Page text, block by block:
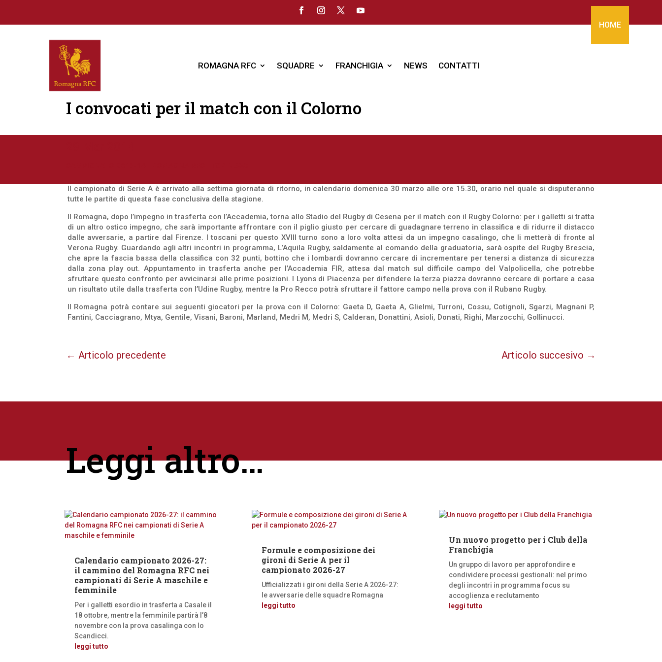
ROMAGNA RFC SQUADRE FRANCHIGIA NEWS CONTATTI
HOME
I convocati per il match con il Colorno
Il campionato di Serie A è arrivato alla settima giornata di ritorno, in calendario domenica 30 marzo alle ore 15.30, orario nel quale si disputeranno
tutte le partite di questa fase conclusiva della stagione.
Il Romagna, dopo l’impegno in trasferta con l’Accademia, torna allo Stadio del Rugby di Cesena per il match con il Rugby Colorno: per i galletti si tratta
di un altro ostico impegno, che sarà importante affrontare con il piglio giusto per cercare di guadagnare terreno in classifica e di ridurre il distacco
dalle avversarie, a partire dal Firenze. I toscani per questo XVIII turno sono a loro volta attesi da un impegno casalingo, che li metterà di fronte al
Verona Rugby. Guardando agli altri incontri in programma, L’Aquila Rugby, saldamente al comando della graduatoria, sarà ospite del Rugby Brescia,
che apre la fascia bassa della classifica con 32 punti, bottino che i lombardi dovranno cercare di incrementare per tenersi a distanza di sicurezza
dalla zona play out. Appuntamento in trasferta anche per l’Accademia FIR, attesa dal match sul difficile campo del Valpolicella, che potrebbe
sfruttare questo confronto per avvicinarsi alle prime posizioni. I Lyons di Piacenza per difendere la terza piazza dovranno cercare di portare a casa
un risultato utile dalla trasferta con l’Udine Rugby, mentre la Pro Recco potrà sfruttare il fattore campo nella prova con il Rubano Rugby.
Il Romagna potrà contare sui seguenti giocatori per la prova con il Colorno: Gaeta D, Gaeta A, Glielmi, Turroni, Cossu, Cotignoli, Sgarzi, Magnani P,
Fantini, Cacciagrano, Mtya, Gentile, Visani, Baroni, Marland, Medri M, Medri S, Calderan, Donattini, Asioli, Donati, Righi, Marzocchi, Gollinucci.
←Articolo precedente Articolo succesivo →
Leggi altro…
Calendario campionato 2026-27:
il cammino del Romagna RFC nei
campionati di Serie A maschile e
femminile
Per i galletti esordio in trasferta a Casale il
18 ottobre, mentre la femminile partirà l’8
novembre con la prova casalinga con lo
Scandicci.
leggi tutto
Formule e composizione dei
gironi di Serie A per il
campionato 2026-27
Ufficializzati i gironi della Serie A 2026-27:
le avversarie delle squadre Romagna
leggi tutto
Un nuovo progetto per i Club della
Franchigia
Un gruppo di lavoro per approfondire e
condividere processi gestionali: nel primo
degli incontri in programma focus su
accoglienza e reclutamento
leggi tutto